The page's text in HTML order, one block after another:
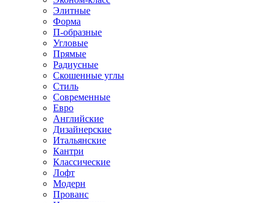
Элитные
Форма
П-образные
Угловые
Прямые
Радиусные
Скошенные углы
Стиль
Современные
Евро
Английские
Дизайнерские
Итальянские
Кантри
Классические
Лофт
Модерн
Прованс